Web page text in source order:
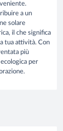
a un
solare
il che significa
tua attività. Con
più
per